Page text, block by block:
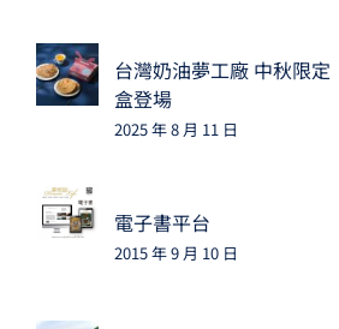
台灣奶油夢工廠 中秋限
盒登場
2025 年 8 月 11 日
電子書平台
2015 年 9 月 10 日